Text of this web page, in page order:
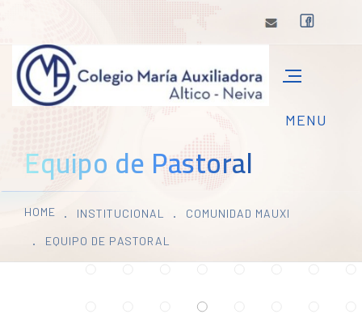
Equipo de Pastoral
HOME INSTITUCIONAL
COMUNIDAD MAUXI
EQUIPO DE PASTORAL